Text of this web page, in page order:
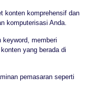
konten komprehensif dan
komputerisasi Anda.
keyword, memberi
yang berada di
pemasaran seperti